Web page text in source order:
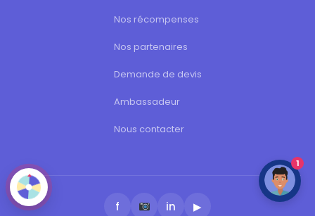
Nos récompenses
Nos partenaires
Demande de devis
Ambassadeur
Nous contacter
f in ▶
1